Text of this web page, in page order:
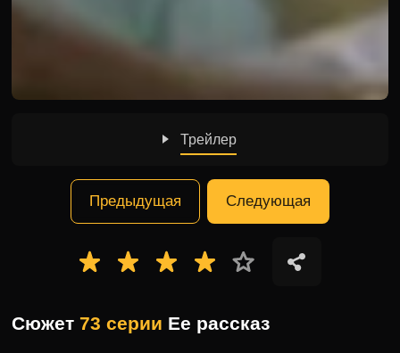
Трейлер
Предыдущая Следующая
Сюжет 73 серии Ее рассказ